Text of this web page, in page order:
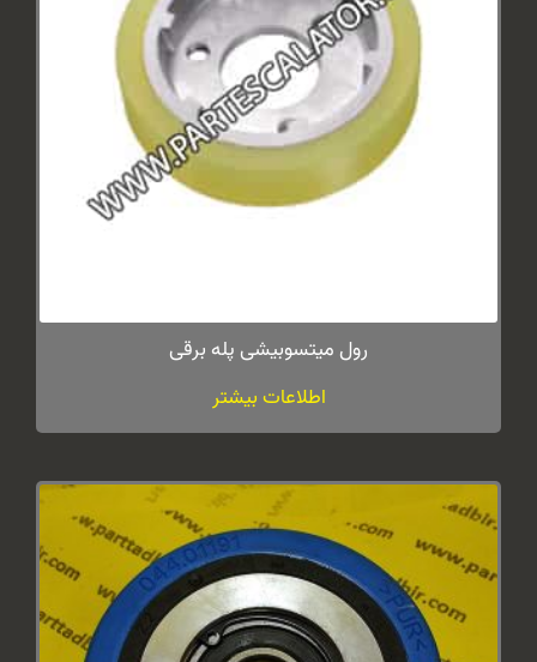
رول میتسوبیشی پله برقی
اطلاعات بیشتر